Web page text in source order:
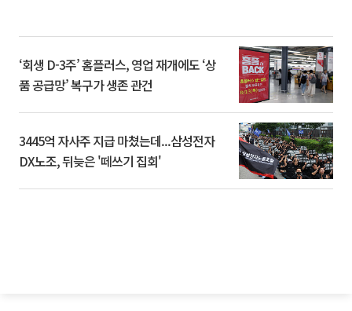
‘회생 D-3주’ 홈플러스, 영업 재개에도 ‘상
품 공급망’ 복구가 생존 관건
3445억 자사주 지급 마쳤는데...삼성전자
DX노조, 뒤늦은 '떼쓰기 집회'